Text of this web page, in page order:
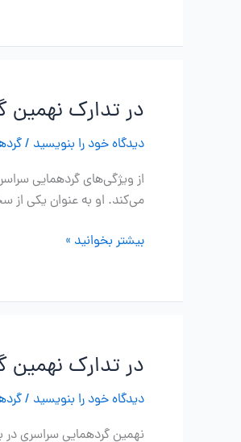
در
گردهمایی
سراسری
در
باره
کشتار
سیاسی
بدانید
در تدارک نهمین
دیدگاه‌ خود را بنویسید /
از ویژگی‌های گردهمایی
می‌کند. او به عنوان یکی از
در
گردهمایی
باره
کشتار
زندانیان
سیاسی
بیشتر بخوانید »
در تدارک نهمین
دیدگاه‌ خود را بنویسید /